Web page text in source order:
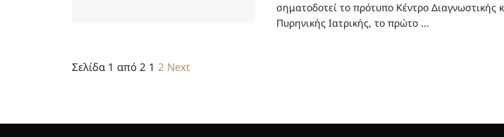
σηματοδοτεί το πρότυπο Κέντρο Διαγνωστικής
Πυρηνικής Ιατρικής, το πρώτο ...
Σελίδα 1 από 2 1 2 Next